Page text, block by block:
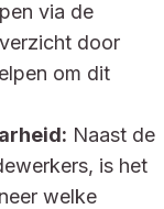
via de
door
om dit
Naast de
is het
welke